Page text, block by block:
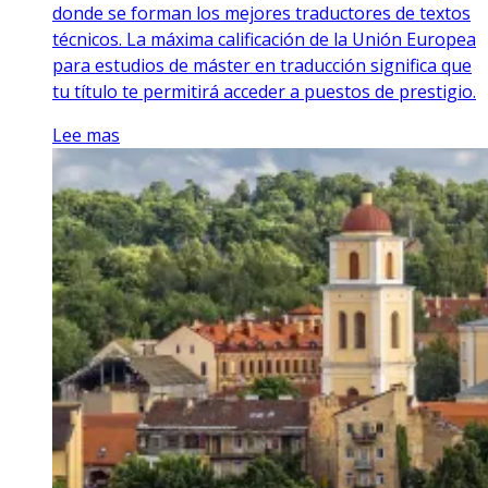
donde se forman los mejores traductores de textos
técnicos. La máxima calificación de la Unión Europea
para estudios de máster en traducción significa que
tu título te permitirá acceder a puestos de prestigio.
Lee mas